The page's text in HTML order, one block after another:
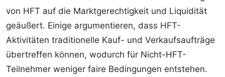
von HFT auf die Marktgerechtigkeit und Liquidität
geäußert. Einige argumentieren, dass HFT-
Aktivitäten traditionelle Kauf- und Verkaufsaufträge
übertreffen können, wodurch für Nicht-HFT-
Teilnehmer weniger faire Bedingungen entstehen.